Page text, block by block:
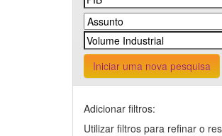
Iniciar uma nova pesquisa
Adicionar filtros:
Utilizar filtros para refinar o